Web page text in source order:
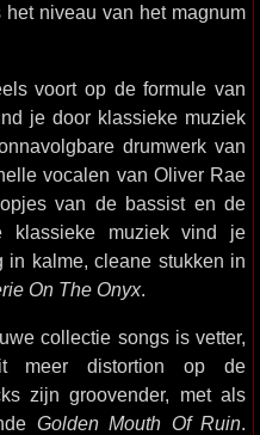
niveau van het magnum
voort op de formule van
je door klassieke muziek
drumwerk van
vocalen van Oliver Rae
van de bassist en de
klassieke muziek vind je
in kalme, cleane stukken in
On The Onyx.
collectie songs is vetter,
meer distortion op de
zijn groovender, met als
Golden Mouth Of Ruin.